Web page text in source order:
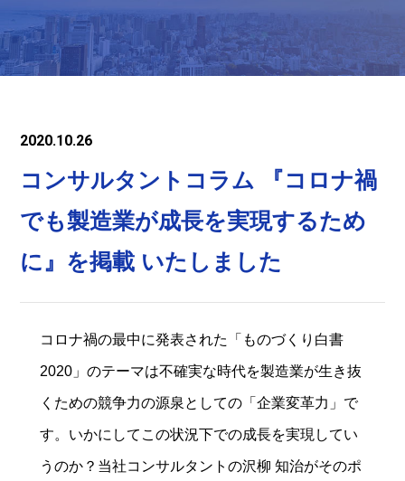
2020.10.26
コンサルタントコラム 『コロナ禍
でも製造業が成長を実現するため
に』を掲載 いたしました
コロナ禍の最中に発表された「ものづくり白書
2020」のテーマは不確実な時代を製造業が生き抜
くための競争力の源泉としての「企業変革力」で
す。いかにしてこの状況下での成長を実現してい
うのか？当社コンサルタントの沢柳 知治がそのポ